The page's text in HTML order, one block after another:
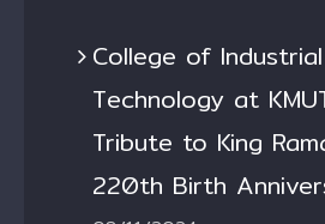
College of Industrial
Technology at
Tribute to King
220th Birth